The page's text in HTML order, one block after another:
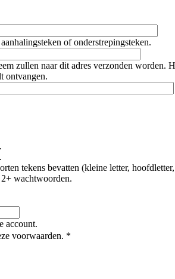
of onderstrepingsteken.
zullen naar dit adres verzonden
ontvangen.
tekens bevatten (kleine letter,
wachtwoorden.
account.
voorwaarden. *